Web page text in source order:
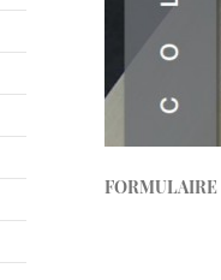
FORMULAIRE